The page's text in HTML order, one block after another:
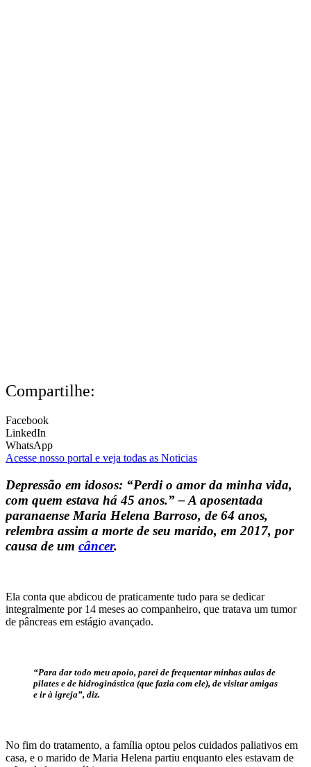
Compartilhe:
Facebook
LinkedIn
WhatsApp
Acesse nosso portal e veja todas as Noticias
Depressão em idosos: “Perdi o amor da minha vida,
com quem estava há 45 anos.” – A aposentada
paranaense Maria Helena Barroso, de 64 anos,
relembra assim a morte de seu marido, em 2017, por
causa de um câncer.
Ela conta que abdicou de praticamente tudo para se dedicar
integralmente por 14 meses ao companheiro, que tratava um tumor
de pâncreas em estágio avançado.
“Para dar todo meu apoio, parei de frequentar minhas aulas de
pilates e de hidroginástica (que fazia com ele), de visitar amigas
e ir à igreja”, diz.
No fim do tratamento, a família optou pelos cuidados paliativos em
casa, e o marido de Maria Helena partiu enquanto eles estavam de